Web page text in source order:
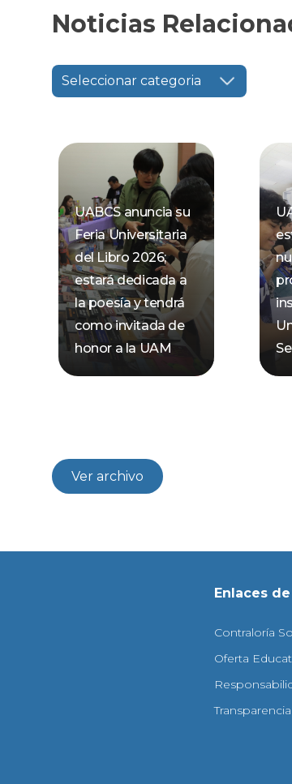
Noticias
Seleccionar categoria
UABCS anuncia su
Feria Universitaria
del Libro 2026;
estará dedicada a
la poesía y tendrá
como invitada de
honor a la UAM
Ver archivo
Enlaces
Contraloría
Oferta
Transparencia